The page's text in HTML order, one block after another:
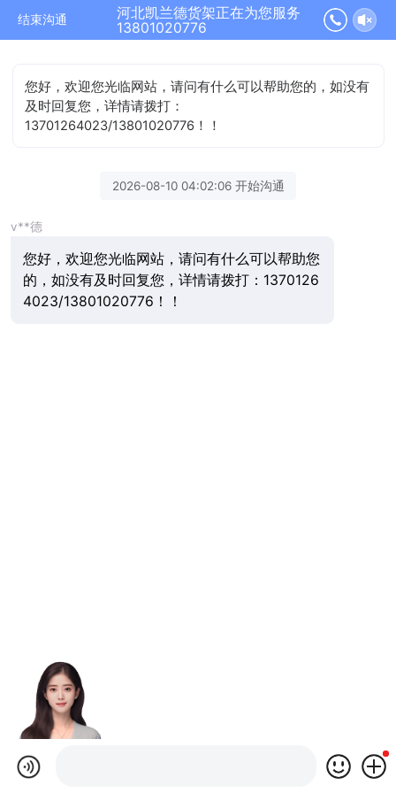
结束沟通
河北凯兰德货架正在为您服务
13801020776
您好，欢迎您光临网站，请问有什么可以帮助您的，如没有
及时回复您，详情请拨打：
13701264023/13801020776！！
2026-08-10 04:02:06 开始沟通
v**德
您好，欢迎您光临网站，请问有什么可以帮助您
的，如没有及时回复您，详情请拨打：1370126
4023/13801020776！！